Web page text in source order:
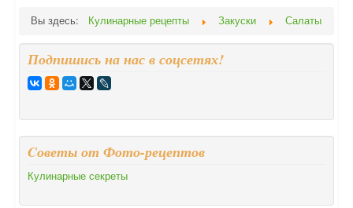
Вы здесь:
Кулинарные рецепты Закуски Салаты
Подпишись на нас в соцсетях!
Cоветы от Фото-рецептов
Кулинарные секреты